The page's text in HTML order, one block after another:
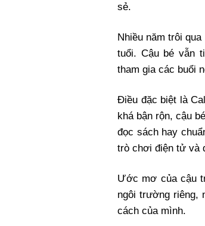
sẻ.
Nhiều năm trôi
tuổi. Cậu bé vẫn
tham gia các buổi
Điều đặc biệt là
khá bận rộn, cậu
đọc sách hay
trò chơi điện tử và
Ước mơ của cậu
ngôi trường riêng,
cách của mình.